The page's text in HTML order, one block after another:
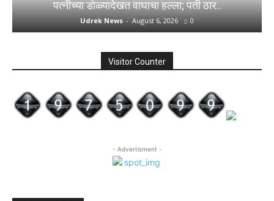
पत्नीच्या डोळ्यादेखत वाघाचा हल्ला; पती ठार..
Udrek News - August 6, 2026 0
Visitor Counter
- Advertisment -